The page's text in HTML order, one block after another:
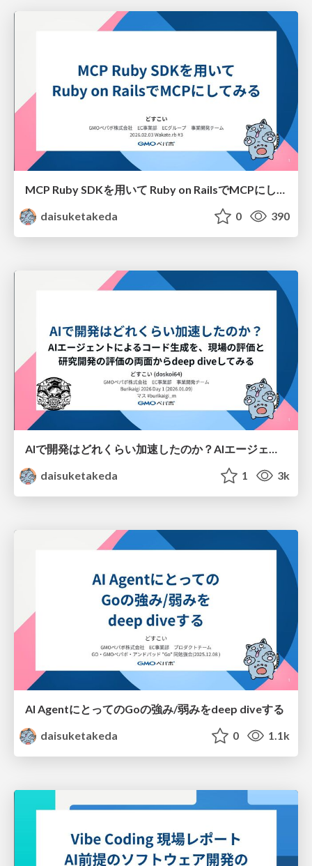
MCP Ruby SDKを用いて Ruby on RailsでMCPにしてみるWakaterb#3
daisuketakeda
0 390
AIで開発はどれくらい加速したのか？AIエージェントによるコード生成を、現場の評価と研究開発の評価の両面からdeep diveしてみる
daisuketakeda
1 3k
AI AgentにとってのGoの強み/弱みをdeep diveする
daisuketakeda
0 1.1k